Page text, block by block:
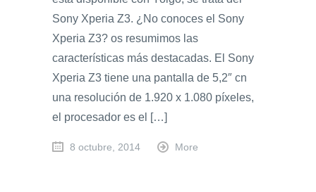
Sony Xperia Z3. ¿No conoces el Sony
Xperia Z3? os resumimos las
características más destacadas. El Sony
Xperia Z3 tiene una pantalla de 5,2″ cn
una resolución de 1.920 x 1.080 píxeles,
el procesador es el […]
8 octubre, 2014 More